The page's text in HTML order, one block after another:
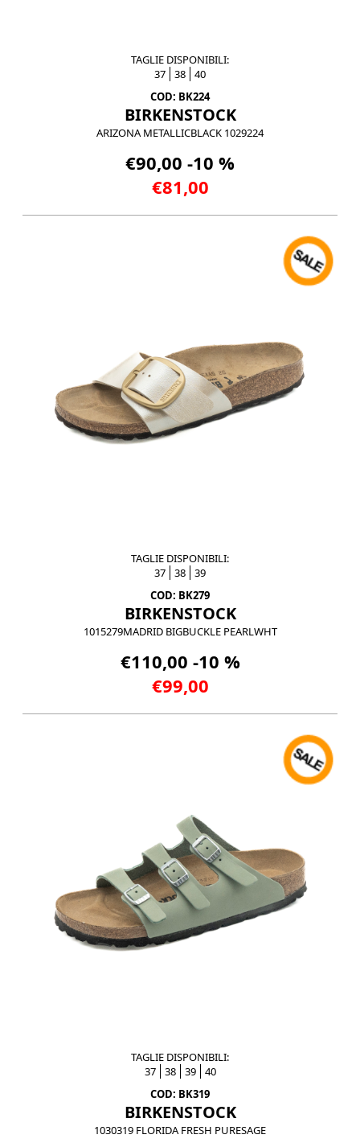
TAGLIE DISPONIBILI:
37
38
40
COD: BK224
BIRKENSTOCK
ARIZONA METALLICBLACK 1029224
€90,00 -10 %
€81,00
TAGLIE DISPONIBILI:
37
38
39
COD: BK279
BIRKENSTOCK
1015279MADRID BIGBUCKLE PEARLWHT
€110,00 -10 %
€99,00
TAGLIE DISPONIBILI:
37
38 39
40
COD: BK319
BIRKENSTOCK
1030319 FLORIDA FRESH PURESAGE